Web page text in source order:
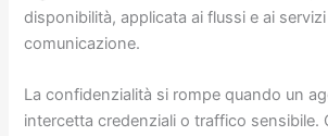
disponibilità, applicata ai flussi e ai
comunicazione.
La confidenzialità si rompe quando un
intercetta credenziali o traffico sensibile.